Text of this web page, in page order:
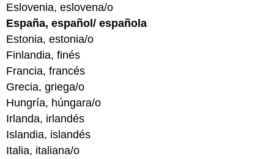
Eslovenia, eslovena/o
España, español/ española
Estonia, estonia/o
Finlandia, finés
Francia, francés
Grecia, griega/o
Hungría, húngara/o
Irlanda, irlandés
Islandia, islandés
Italia, italiana/o